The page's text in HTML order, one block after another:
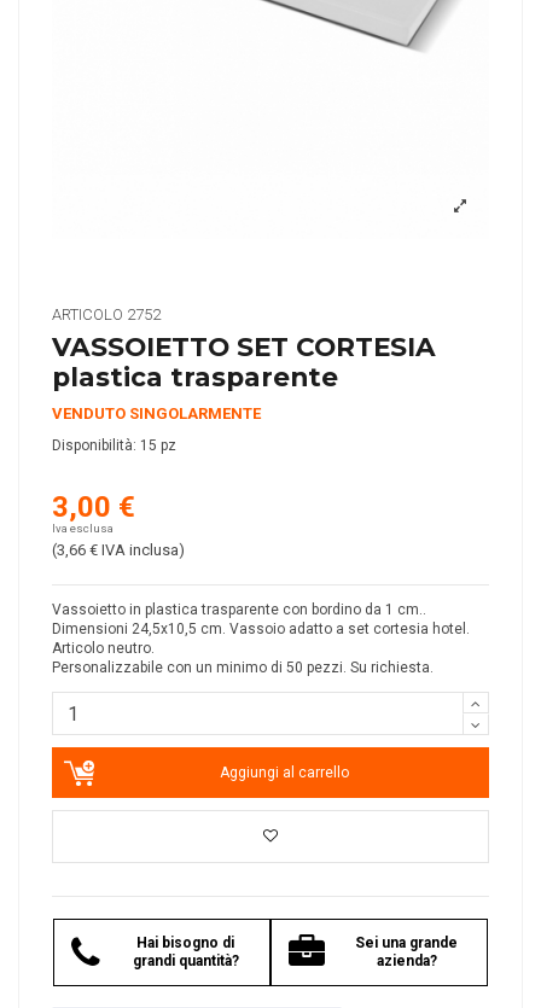
ARTICOLO 2752
VASSOIETTO SET CORTESIA
plastica trasparente
VENDUTO SINGOLARMENTE
Disponibilità: 15 pz
3,00 €
Iva esclusa
(3,66 € IVA inclusa)
Vassoietto in plastica trasparente con bordino da 1 cm..
Dimensioni 24,5x10,5 cm. Vassoio adatto a set cortesia hotel.
Articolo neutro.
Personalizzabile con un minimo di 50 pezzi. Su richiesta.
Aggiungi al carrello
Hai bisogno di
grandi quantità?
Sei una grande
azienda?